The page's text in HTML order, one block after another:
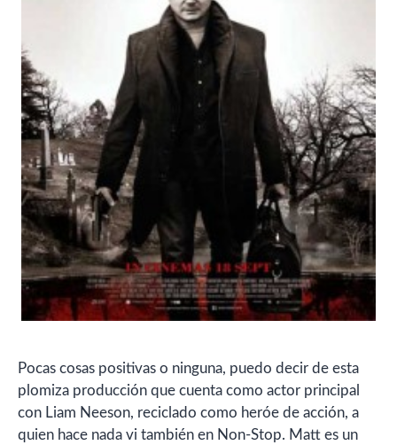
Pocas cosas positivas o ninguna, puedo decir de esta
plomiza producción que cuenta como actor principal
con Liam Neeson, reciclado como heróe de acción, a
quien hace nada vi también en Non-Stop. Matt es un